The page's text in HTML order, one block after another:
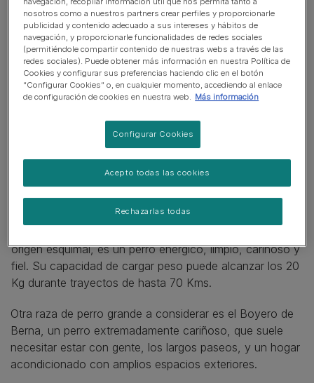
tus expectativas.
origen esquimal, es un perro enérgico, limpio, cariñoso y
fiel. Su capacidad de cargar peso puede alcanzar los 20
Kg durante trayectos de hasta 70 Kms.
Otra raza de perro grande a considerar es el Boyero de
Berna, un perro extremadamente cariñoso, que suele
necesitar estar con gente, los largos paseos, y un hogar
acondicionado con amplios espacios exteriores.
nosotros como a nuestros partners crear perfiles y proporcionarle
publicidad y contenido adecuado a sus intereses y hábitos de
navegación, y proporcionarle funcionalidades de redes sociales
(permitiéndole compartir contenido de nuestras webs a través de las
redes sociales). Puede obtener más información en nuestra Política de
Cookies y configurar sus preferencias haciendo clic en el botón
“Configurar Cookies” o, en cualquier momento, accediendo al enlace
de configuración de cookies en nuestra web. Más información
Configurar Cookies
Rechazarlas todas
Acepto todas las cookies